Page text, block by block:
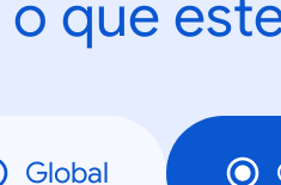
o que
Global